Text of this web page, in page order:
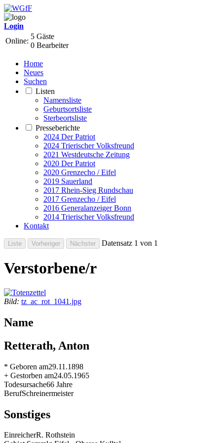
Login
Online:
5 Gäste
0 Bearbeiter
Home
Neues
Suchen
Listen
Namensliste
Geburtsortsliste
Sterbeortsliste
Presseberichte
2024 Der Patriot
2024 Trierischer Volksfreund
2021 Westdeutsche Zeitung
2020 Der Patriot
2020 Grenzecho / Eifel
2019 Sauerland
2017 Rhein-Sieg Rundschau
2017 Grenzecho / Eifel
2016 Generalanzeiger Bonn
2014 Trierischer Volksfreund
Kontakt
Datensatz 1 von 1
Verstorbene/r
Bild: tz_ac_rot_1041.jpg
Name
Retterath, Anton
* Geboren am29.11.1898
+ Gestorben am24.05.1965
Todesursache66 Jahre
BerufSchreinermeister
Sonstiges
EinreicherR. Rothstein